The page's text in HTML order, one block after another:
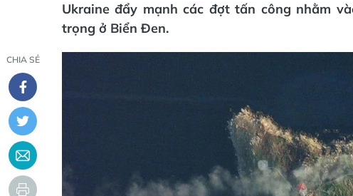
Ukraine đẩy mạnh các đợt tấn công nhằm
trọng ở Biển Đen.
CHIA SẺ